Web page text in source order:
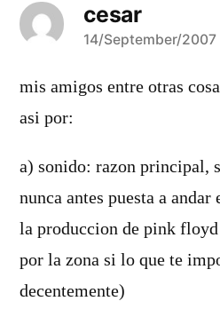
cesar
says:
14/September/2007
mis amigos entre otras
asi por:
a) sonido: razon principal,
nunca antes puesta a andar
la produccion de pink
por la zona si lo que te
decentemente)